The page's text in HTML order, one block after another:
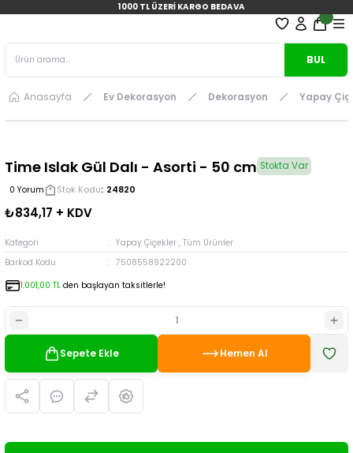
1000 TL ÜZERİ KARGO BEDAVA
BUL
Anasayfa Ev Dekorasyon Dekorasyon Yapay
Time Islak Gül Dalı - Asorti - 50 cm Stokta Var
0 Yorum Stok Kodu 24820
₺834,17 + KDV
Kategori Yapay Çiçekler , Tüm Ürünler
Barkod Kodu
7508558922200
1.001,00 TL den başlayan taksitlerle!
Sepete Ekle Hemen Al